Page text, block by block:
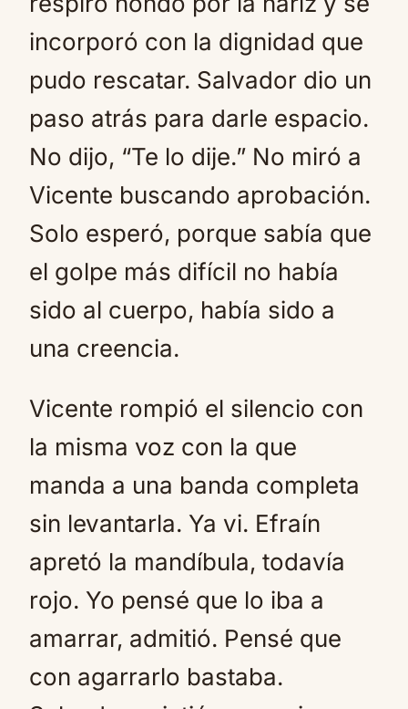
incorporó con la dignidad que
pudo rescatar. Salvador dio un
paso atrás para darle espacio.
No dijo, “Te lo dije.” No miró a
Vicente buscando aprobación.
Solo esperó, porque sabía que
el golpe más difícil no había
sido al cuerpo, había sido a
una creencia.
Vicente rompió el silencio con
la misma voz con la que
manda a una banda completa
sin levantarla. Ya vi. Efraín
apretó la mandíbula, todavía
rojo. Yo pensé que lo iba a
amarrar, admitió. Pensé que
con agarrarlo bastaba.